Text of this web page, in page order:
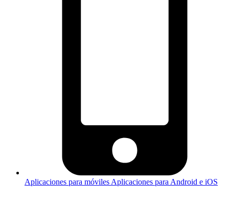
Aplicaciones para móviles Aplicaciones para Android e iOS